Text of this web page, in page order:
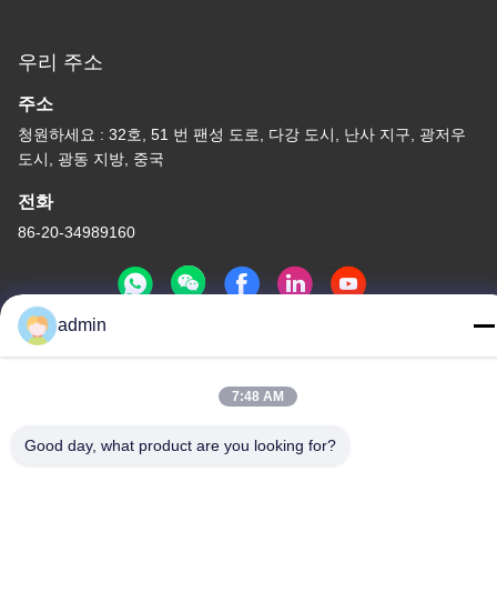
우리 주소
주소
청원하세요 : 32호, 51 번 팬성 도로, 다강 도시, 난사 지구, 광저우
도시, 광동 지방, 중국
전화
86-20-34989160
개인정보 보호 정책|사이트맵
중국 좋은 품질 워터 파크 슬라이드 공급자. 저작권 -2026
는 보호됩니다.
admin
7:48 AM
Good day, what product are you looking for?